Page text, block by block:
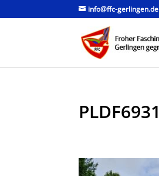
info@ffc-gerlingen.de
PLDF6931